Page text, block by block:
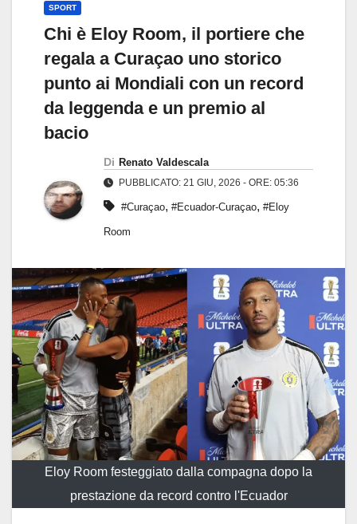
SPORT
Chi è Eloy Room, il portiere che
regala a Curaçao uno storico
punto ai Mondiali con un record
da leggenda e un premio al
bacio
Di Renato Valdescala
PUBBLICATO: 21 GIU, 2026 - ORE: 05:36
#Curaçao, #Ecuador-Curaçao, #Eloy
Room
Eloy Room festeggiato dalla compagna dopo la
prestazione da record contro l'Ecuador